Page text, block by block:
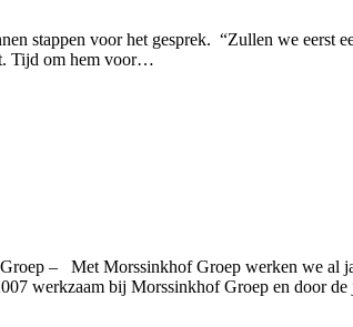
stappen voor het gesprek. “Zullen we
Tijd om hem voor…
– Met Morssinkhof Groep werken we al
werkzaam bij Morssinkhof Groep en door